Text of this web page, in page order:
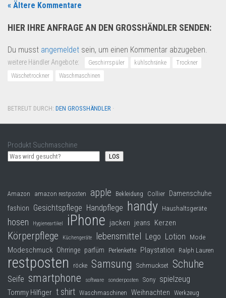
« Ältere Kommentare
HIER IHRE ANFRAGE AN DEN GROSSHÄNDLER SENDEN:
Du musst angemeldet sein, um einen Kommentar abzugeben.
weitere Händler Angebote: Geschirrspüler kühlschränke
Trockner
Wäschetrockner
Waschmaschinen
BETREUT DURCH: DEN GROSSHÄNDLER ·
Produkt Suchmaschine
LOS
Amazon amazon restposten apple Bekleidung Collier Damenschuhe
fashion Gesichtspflege Handpflege handy Haushaltsgeräte
hosen Hygieneartikel iPhone jacken jeans Kerzen
Körperpflege Küchengeräte lebensmittel Lego Lotion Mode
Modeschmuck Ohrringe parfüm Perlenkette Playstation Ralph Lauren
restposten röcke Samsung Schmuckset Schuhe
Seife smartphone software sonderposten Sony spielzeug
Tommy Hilfiger t shirt Waschmaschinen Weihnachten Werkzeug